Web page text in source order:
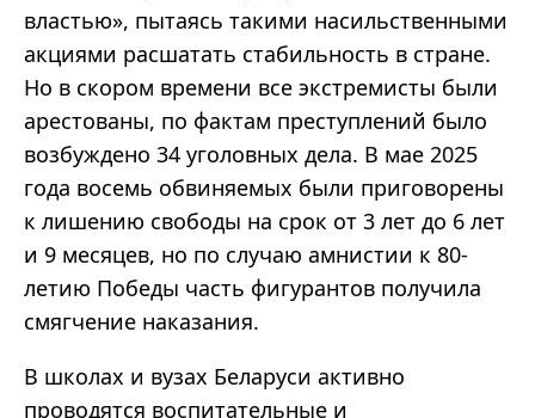
властью», пытаясь такими насильственными
акциями расшатать стабильность в стране.
Но в скором времени все экстремисты были
арестованы, по фактам преступлений было
возбуждено 34 уголовных дела. В мае 2025
года восемь обвиняемых были приговорены
к лишению свободы на срок от 3 лет до 6 лет
и 9 месяцев, но по случаю амнистии к 80-
летию Победы часть фигурантов получила
смягчение наказания.
В школах и вузах Беларуси активно
проводятся воспитательные и